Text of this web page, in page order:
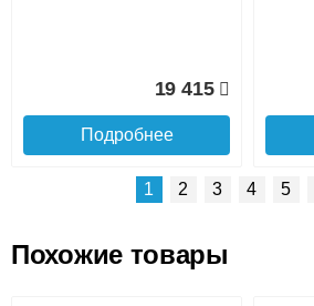
19 415
Подробнее
1 2 3 4 5
Похожие товары